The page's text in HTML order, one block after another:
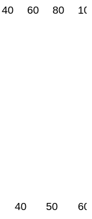
40 60 80
40 50 60